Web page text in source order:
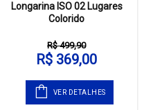
Longarina ISO 02 Lugares
Colorido
R$ 499,90
R$ 369,00
VER DETALHES